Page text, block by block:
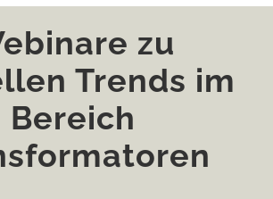
zu
Trends im
Bereich